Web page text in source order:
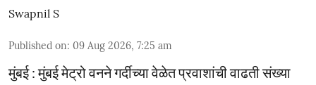
Swapnil S
Published on: 09 Aug 2026, 7:25 am
मुंबई : मुंबई मेट्रो वनने गर्दीच्या वेळेत प्रवाशांची वाढती संख्या